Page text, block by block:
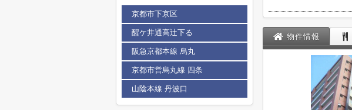
物件情報
京都市下京区
醒ケ井通高辻下る
阪急京都本線 烏丸
京都市営烏丸線 四条
山陰本線 丹波口